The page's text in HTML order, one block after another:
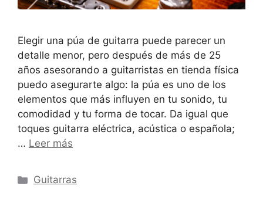
Elegir una púa de guitarra puede parecer un
detalle menor, pero después de más de 25
años asesorando a guitarristas en tienda física
puedo asegurarte algo: la púa es uno de los
elementos que más influyen en tu sonido, tu
comodidad y tu forma de tocar. Da igual que
toques guitarra eléctrica, acústica o española;
… Leer más
Categorías
Guitarras